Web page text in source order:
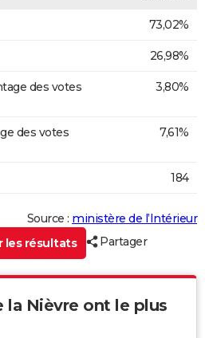
73,02%
26,98%
des votes
3,80%
des votes
7,61%
184
Source : ministère de l’Intérieur
les résultats
Partager
la Nièvre ont le plus